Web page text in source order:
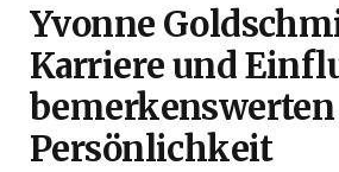
Yvonne
Karriere und
bemerkenswerten
Persönlichkeit